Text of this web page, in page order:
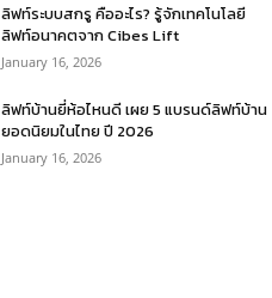
ลิฟท์ระบบสกรู คืออะไร? รู้จักเทคโนโลยี
ลิฟท์อนาคตจาก Cibes Lift
January 16, 2026
ลิฟท์บ้านยี่ห้อไหนดี เผย 5 แบรนด์ลิฟท์บ้าน
ยอดนิยมในไทย ปี 2026
January 16, 2026